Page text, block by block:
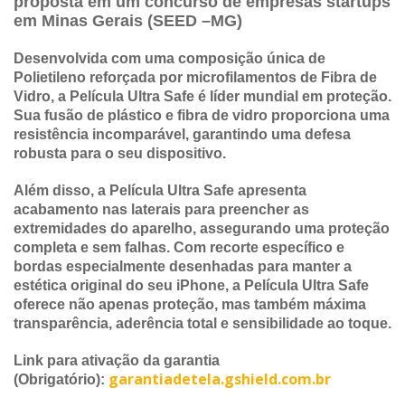
em Minas Gerais (SEED –MG)
Desenvolvida com uma composição única de
Polietileno reforçada por microfilamentos de Fibra de
Vidro, a Película Ultra Safe é líder mundial em proteção.
Sua fusão de plástico e fibra de vidro proporciona uma
resistência incomparável, garantindo uma defesa
robusta para o seu dispositivo.
Além disso, a Película Ultra Safe apresenta
acabamento nas laterais para preencher as
extremidades do aparelho, assegurando uma proteção
completa e sem falhas. Com recorte específico e
bordas especialmente desenhadas para manter a
estética original do seu iPhone, a Película Ultra Safe
oferece não apenas proteção, mas também máxima
transparência, aderência total e sensibilidade ao toque.
Link para ativação da garantia
(Obrigatório): garantiadetela.gshield.com.br